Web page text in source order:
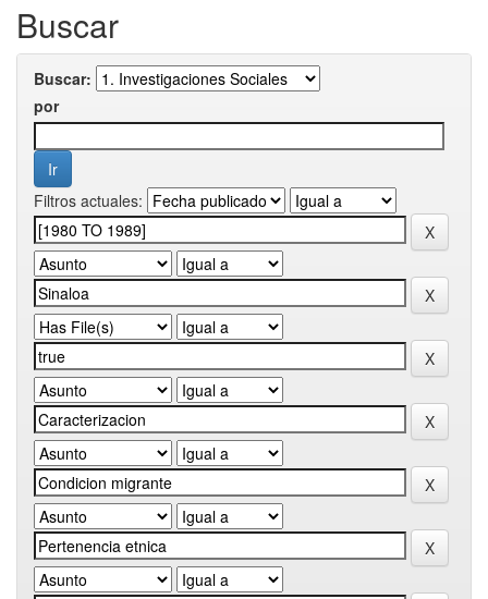
Buscar
Buscar:
por
Filtros actuales: